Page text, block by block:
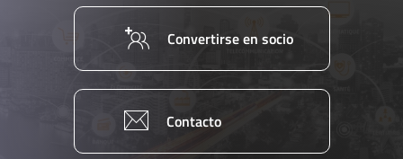
Convertirse en socio
Contacto